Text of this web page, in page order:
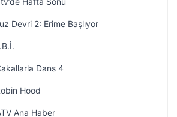
Devri 2: Erime Başlıyor
Dans 4
Hood
Ana Haber